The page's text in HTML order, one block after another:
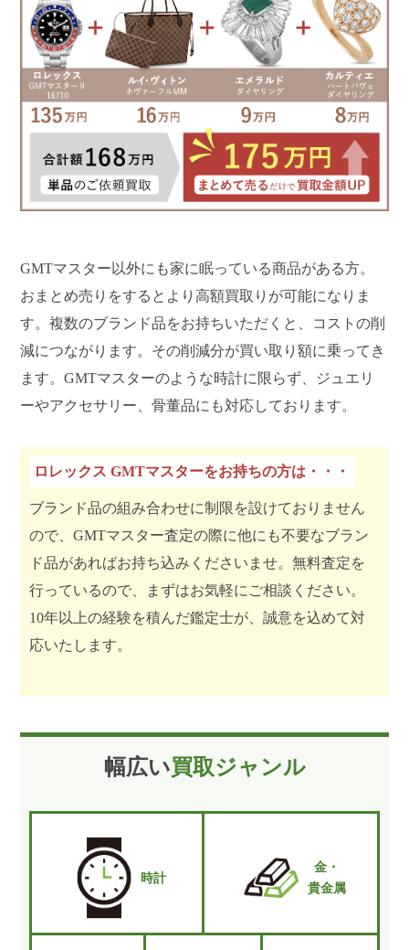
GMTマスター以外にも家に眠っている商品がある方。
おまとめ売りをするとより高額買取りが可能になりま
す。複数のブランド品をお持ちいただくと、コストの削
減につながります。その削減分が買い取り額に乗ってき
ます。GMTマスターのような時計に限らず、ジュエリ
ーやアクセサリー、骨董品にも対応しております。
ロレックス GMTマスターをお持ちの方は・・・
ブランド品の組み合わせに制限を設けておりません
ので、GMTマスター査定の際に他にも不要なブラン
ド品があればお持ち込みくださいませ。無料査定を
行っているので、まずはお気軽にご相談ください。
10年以上の経験を積んだ鑑定士が、誠意を込めて対
応いたします。
幅広い買取ジャンル
時計
金・
貴金属